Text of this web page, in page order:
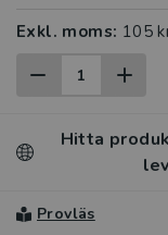
Exkl. moms: 105
Hitta
Provläs